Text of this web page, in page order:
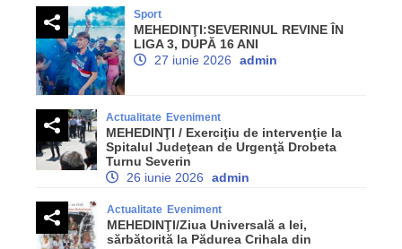
Sport
MEHEDINŢI:SEVERINUL REVINE ÎN
LIGA 3, DUPĂ 16 ANI
27 iunie 2026
admin
Actualitate Eveniment
MEHEDINŢI / Exerciţiu de intervenţie la
Spitalul Judeţean de Urgenţă Drobeta
Turnu Severin
26 iunie 2026
admin
Actualitate Eveniment
MEHEDINŢI/Ziua Universală a Iei,
sărbătorită la Pădurea Crihala din